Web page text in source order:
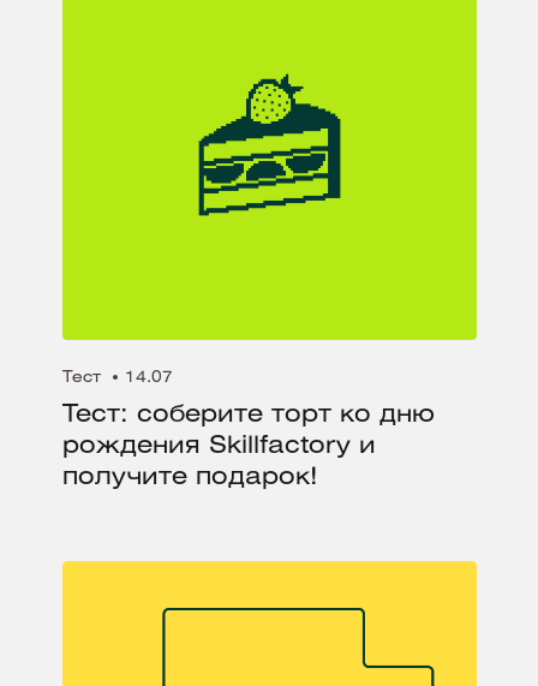
Тест 14.07
Тест: соберите торт ко дню
рождения Skillfactory и
получите подарок!